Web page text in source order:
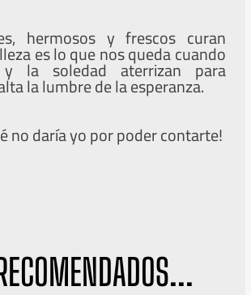
hermosos y frescos curan
es lo que nos queda cuando
la soledad aterrizan para
la lumbre de la esperanza.
no daría yo por poder contarte!